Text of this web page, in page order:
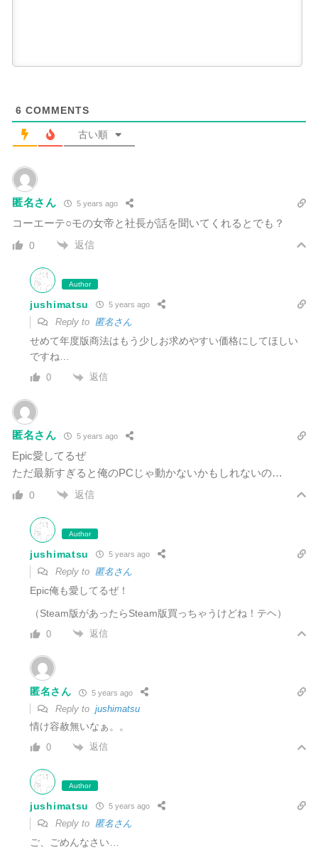
6 COMMENTS
古い順
匿名さん 5 years ago
コーエーテ○モの女帝と社長が話を聞いてくれるとでも？
0 返信
Author
jushimatsu 5 years ago
Reply to 匿名さん
せめて年度版商法はもう少しお求めやすい価格にしてほしい
ですね…
0 返信
匿名さん 5 years ago
Epic愛してるぜ
ただ最新すぎると俺のPCじゃ動かないかもしれないの…
0 返信
Author
jushimatsu 5 years ago
Reply to 匿名さん
Epic俺も愛してるぜ！
（Steam版があったらSteam版買っちゃうけどね！テヘ）
0 返信
匿名さん 5 years ago
Reply to jushimatsu
情け容赦無いなぁ。。
0 返信
Author
jushimatsu 5 years ago
Reply to 匿名さん
ご、ごめんなさい…